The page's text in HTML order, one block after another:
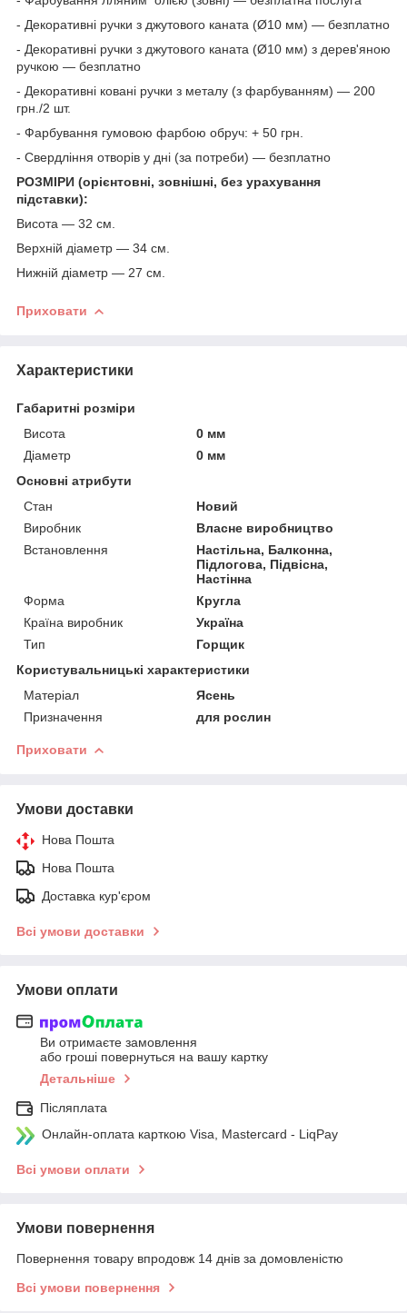
- Декоративні ручки з джутового каната (Ø10 мм) — безплатно
- Декоративні ручки з джутового каната (Ø10 мм) з дерев'яною
ручкою — безплатно
- Декоративні ковані ручки з металу (з фарбуванням) — 200
грн./2 шт.
- Фарбування гумовою фарбою обруч: + 50 грн.
- Свердління отворів у дні (за потреби) — безплатно
РОЗМІРИ (орієнтовні, зовнішні, без урахування
підставки):
Висота — 32 см.
Верхній діаметр — 34 см.
Нижній діаметр — 27 см.
Приховати
Характеристики
Габаритні розміри
Висота
0 мм
Діаметр
0 мм
Основні атрибути
Стан
Новий
Виробник
Власне виробництво
Встановлення
Настільна, Балконна,
Підлогова, Підвісна,
Настінна
Форма
Кругла
Країна виробник
Україна
Тип
Горщик
Користувальницькі характеристики
Матеріал
Ясень
Призначення
для рослин
Приховати
Умови доставки
Нова Пошта
Нова Пошта
Доставка кур'єром
Всі умови доставки
Умови оплати
Ви отримаєте замовлення
або гроші повернуться на вашу картку
Детальніше
Післяплата
Онлайн-оплата карткою Visa, Mastercard - LiqPay
Всі умови оплати
Умови повернення
Повернення товару впродовж 14 днів за домовленістю
Всі умови повернення